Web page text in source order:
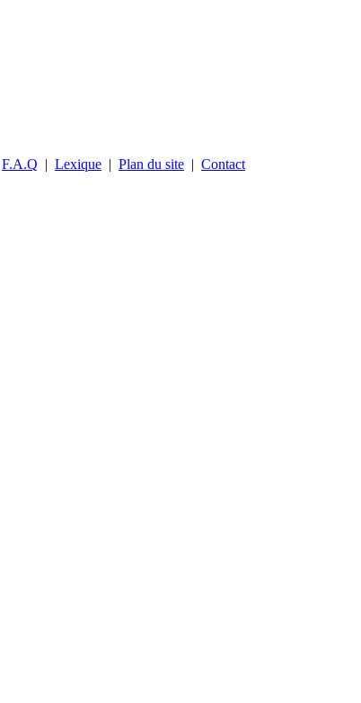
F.A.Q | Lexique | Plan du site | Contact